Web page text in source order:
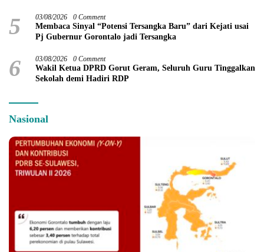
5 03/08/2026 0 Comment
Membaca Sinyal “Potensi Tersangka Baru” dari Kejati usai
Pj Gubernur Gorontalo jadi Tersangka
6 03/08/2026 0 Comment
Wakil Ketua DPRD Gorut Geram, Seluruh Guru Tinggalkan
Sekolah demi Hadiri RDP
Nasional